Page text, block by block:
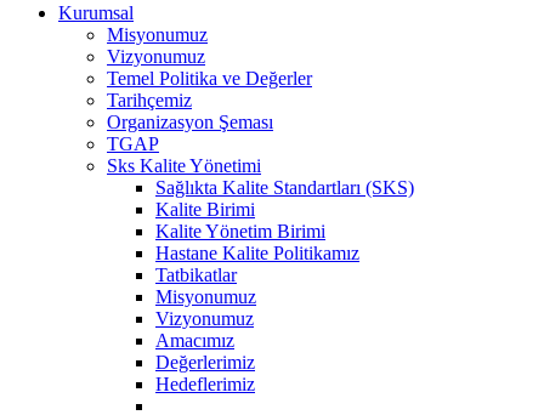
Kurumsal
Misyonumuz
Vizyonumuz
Temel Politika ve Değerler
Tarihçemiz
Organizasyon Şeması
TGAP
Sks Kalite Yönetimi
Sağlıkta Kalite Standartları (SKS)
Kalite Birimi
Kalite Yönetim Birimi
Hastane Kalite Politikamız
Tatbikatlar
Misyonumuz
Vizyonumuz
Amacımız
Değerlerimiz
Hedeflerimiz